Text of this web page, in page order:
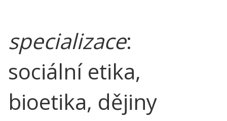
specializace:
sociální etika,
bioetika, dějiny